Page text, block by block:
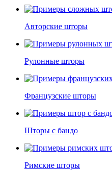
Авторские шторы
Рулонные шторы
Французские шторы
Шторы с бандо
Римские шторы